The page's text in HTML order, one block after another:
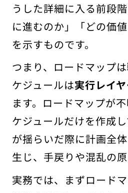
うした詳細に入る前段
に進むのか」「どの価
を示すものです。
つまり、ロードマップは
ケジュールは実行レイ
ます。ロードマップが
ケジュールだけを作成
が揺らいだ際に計画全
生じ、手戻りや混乱の原
実務では、まずロード